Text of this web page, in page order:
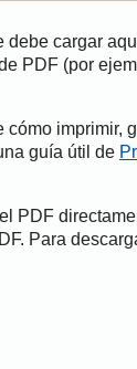
cargar
PDF (por
imprimir,
guía útil de
PDF
Para